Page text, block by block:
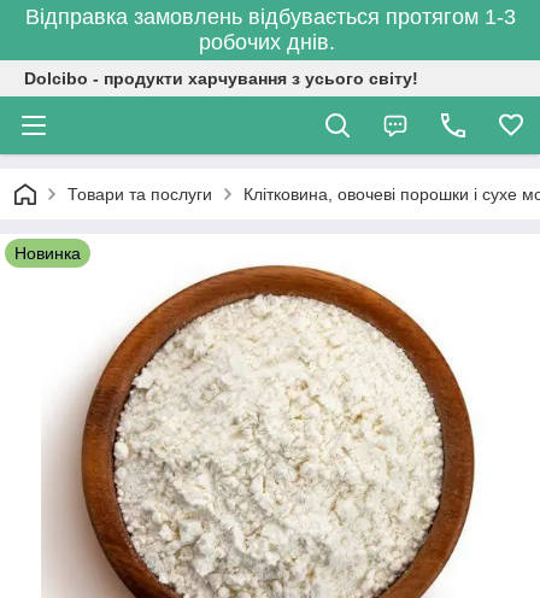
Відправка замовлень відбувається протягом 1-3
робочих днів.
Dolcibo - продукти харчування з усього світу!
Товари та послуги Клітковина, овочеві порошки і сухе
Новинка